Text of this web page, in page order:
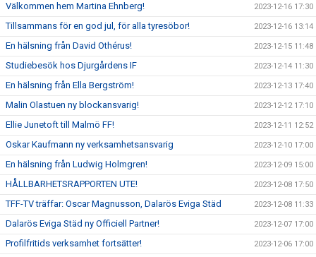
Välkommen hem Martina Ehnberg! 2023-12-16 17:30
Tillsammans för en god jul, för alla tyresöbor! 2023-12-16 13:14
En hälsning från David Othérus! 2023-12-15 11:48
Studiebesök hos Djurgårdens IF 2023-12-14 11:30
En hälsning från Ella Bergström! 2023-12-13 17:40
Malin Olastuen ny blockansvarig! 2023-12-12 17:10
Ellie Junetoft till Malmö FF! 2023-12-11 12:52
Oskar Kaufmann ny verksamhetsansvarig 2023-12-10 17:00
En hälsning från Ludwig Holmgren! 2023-12-09 15:00
HÅLLBARHETSRAPPORTEN UTE! 2023-12-08 17:50
TFF-TV träffar: Oscar Magnusson, Dalarös Eviga Städ 2023-12-08 11:33
Dalarös Eviga Städ ny Officiell Partner! 2023-12-07 17:00
Profilfritids verksamhet fortsätter! 2023-12-06 17:00